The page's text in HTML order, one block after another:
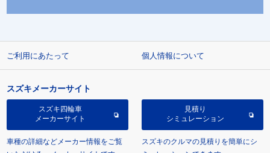
ご利用にあたって 個人情報について
スズキメーカーサイト
スズキ四輪車
メーカーサイト
車種の詳細などメーカー情報をご覧
見積り
シミュレーション
スズキのクルマの見積りを簡単にシ